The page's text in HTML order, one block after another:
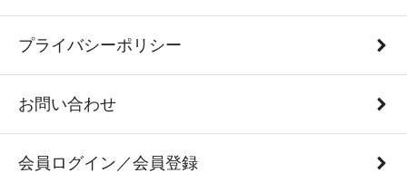
プライバシーポリシー
お問い合わせ
会員ログイン／会員登録